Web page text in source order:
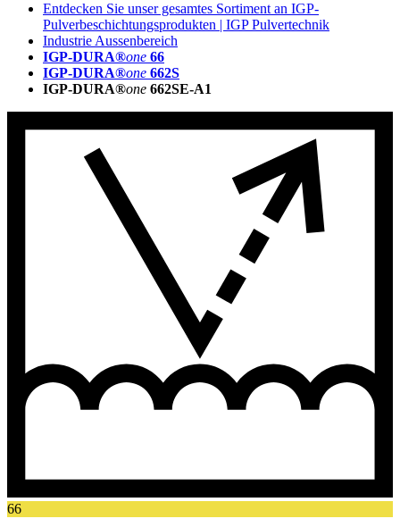
Entdecken Sie unser gesamtes Sortiment an IGP-
Pulverbeschichtungsprodukten | IGP Pulvertechnik
Industrie Aussenbereich
IGP-DURA®one 66
IGP-DURA®one 662S
IGP-DURA®one 662SE-A1
66